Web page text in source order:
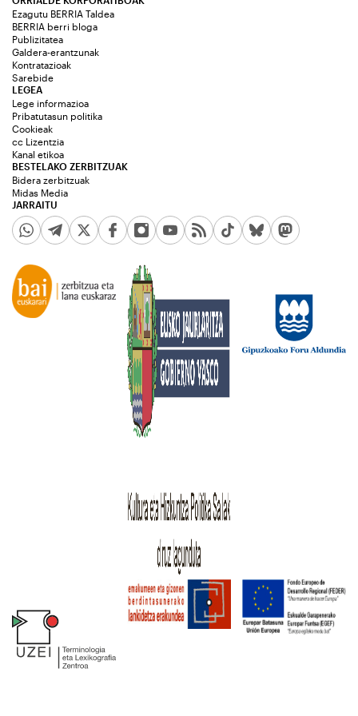
Ezagutu BERRIA Taldea
BERRIA berri bloga
Publizitatea
Galdera-erantzunak
Kontratazioak
Sarebide
JARRAITU
LEGEA
Lege informazioa
Pribatutasun politika
Cookieak
cc Lizentzia
Kanal etikoa
BESTELAKO ZERBITZUAK
Bidera zerbitzuak
Midas Media